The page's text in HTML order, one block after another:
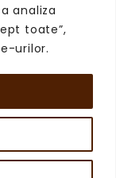
analiza
toate”,
urilor.
drepturile